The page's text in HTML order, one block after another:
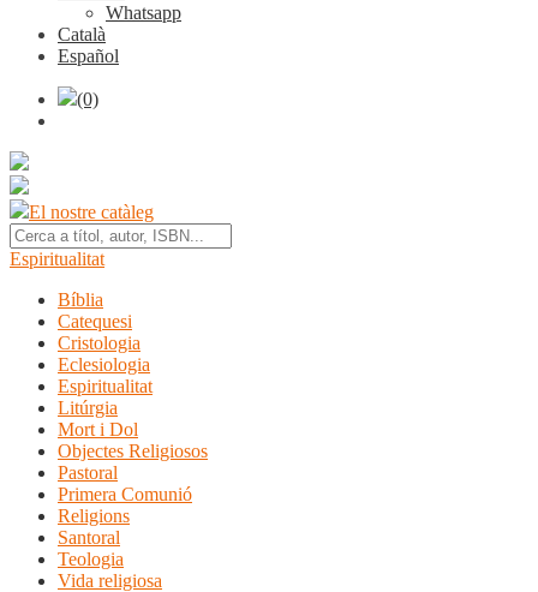
Whatsapp
Català
Español
(0)
El nostre catàleg
Espiritualitat
Bíblia
Catequesi
Cristologia
Eclesiologia
Espiritualitat
Litúrgia
Mort i Dol
Objectes Religiosos
Pastoral
Primera Comunió
Religions
Santoral
Teologia
Vida religiosa